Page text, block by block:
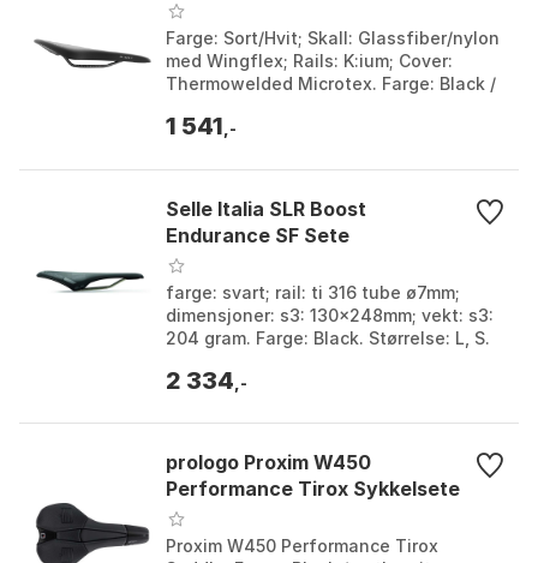
Farge: Sort/Hvit; Skall: Glassfiber/nylon
med Wingflex; Rails: K:ium; Cover:
Thermowelded Microtex. Farge: Black /
1 541 ,-
Selle Italia SLR Boost
Endurance SF Sete
farge: svart; rail: ti 316 tube ø7mm;
dimensjoner: s3: 130x248mm; vekt: s3:
204 gram. Farge: Black. Størrelse: L, S.
2 334 ,-
prologo Proxim W450
Performance Tirox Sykkelsete
Proxim W450 Performance Tirox